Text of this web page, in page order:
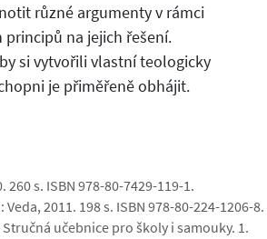
různé argumenty v rámci
na jejich řešení.
si vytvořili vlastní teologicky
je přiměřeně obhájit.
s. ISBN 978-80-7429-119-1.
2011. 198 s. ISBN 978-80-224-1206-8.
učebnice pro školy i samouky. 1.